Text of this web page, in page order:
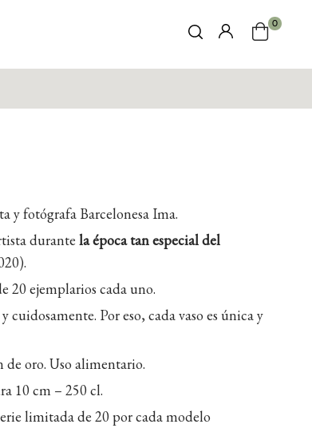
0
y fotógrafa Barcelonesa Ima.
durante la época tan especial del
20 ejemplarios cada uno.
cuidosamente. Por eso, cada vaso es única y
de oro. Uso alimentario.
10 cm – 250 cl.
limitada de 20 por cada modelo